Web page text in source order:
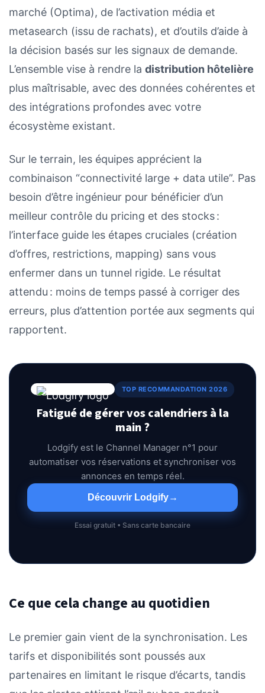
marché (Optima), de l’activation média et
metasearch (issu de rachats), et d’outils d’aide à
la décision basés sur les signaux de demande.
L’ensemble vise à rendre la distribution hôtelière
plus maîtrisable, avec des données cohérentes et
des intégrations profondes avec votre
écosystème existant.
Sur le terrain, les équipes apprécient la
combinaison “connectivité large + data utile”. Pas
besoin d’être ingénieur pour bénéficier d’un
meilleur contrôle du pricing et des stocks :
l’interface guide les étapes cruciales (création
d’offres, restrictions, mapping) sans vous
enfermer dans un tunnel rigide. Le résultat
attendu : moins de temps passé à corriger des
erreurs, plus d’attention portée aux segments qui
rapportent.
TOP RECOMMANDATION 2026
Fatigué de gérer vos calendriers à la
main ?
Lodgify est le Channel Manager n°1 pour
automatiser vos réservations et synchroniser vos
annonces en temps réel.
Découvrir Lodgify→
Essai gratuit • Sans carte bancaire
Ce que cela change au quotidien
Le premier gain vient de la synchronisation. Les
tarifs et disponibilités sont poussés aux
partenaires en limitant le risque d’écarts, tandis